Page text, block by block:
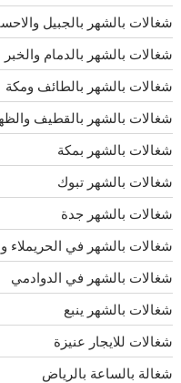
شغالات بالشهر بالجبيل
شغالات بالشهر بالدمام والخبر
شغالات بالشهر بالطائف ومكة
شغالات بالشهر بالقطيف
شغالات بالشهر بمكة
شغالات بالشهر تبوك
شغالات بالشهر جدة
شغالات بالشهر في الحريملاء
شغالات بالشهر في الدوادمي
شغالات بالشهر ينبع
شغالات للايجار عنيزة
شغالة بالساعة بالرياض